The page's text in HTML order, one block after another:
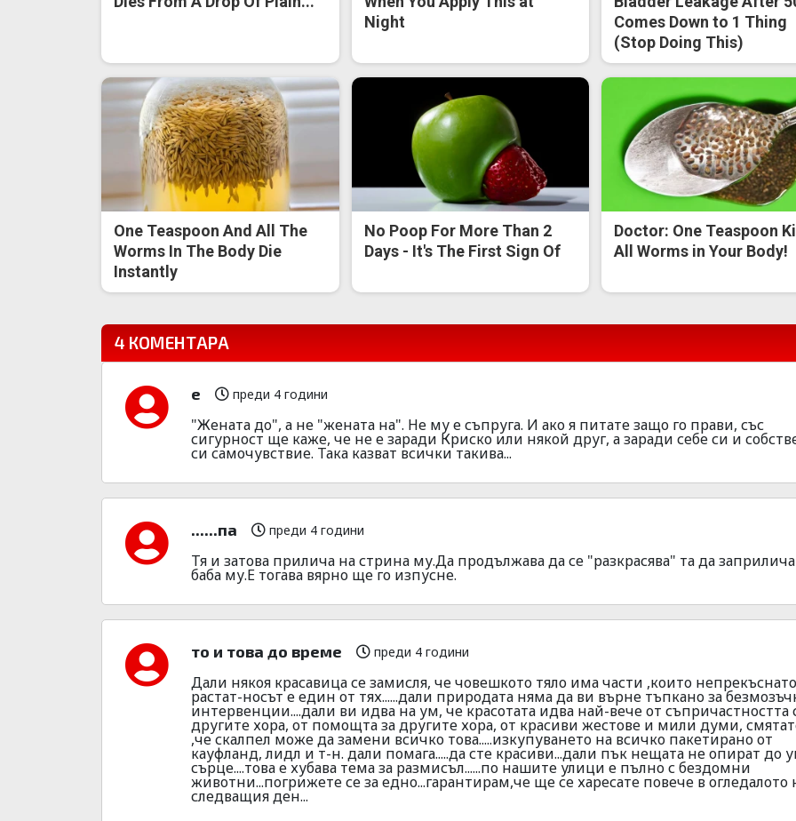
Night
Comes Down to 1 Thing
(Stop Doing This)
One Teaspoon And All The
Worms In The Body Die
Instantly
No Poop For More Than 2
Days - It's The First Sign Of
Doctor: One Teaspoon
All Worms in Your Body!
4 КОМЕНТАРА
е преди 4 години
"Жената до", а не "жената на". Не му е съпруга. И ако я питате защо го прави, със
сигурност ще каже, че не е заради Криско или някой друг, а заради себе си и
си самочувствие. Така казват всички такива...
......па преди 4 години
Тя и затова прилича на стрина му.Да продължава да се "разкрасява" та да
баба му.Е тогава вярно ще го изпусне.
то и това до време преди 4 години
Дали някоя красавица се замисля, че човешкото тяло има части ,които непрекъснато
растат-носът е един от тях......дали природата няма да ви върне тъпкано за
интервенции....дали ви идва на ум, че красотата идва най-вече от съпричастността
другите хора, от помощта за другите хора, от красиви жестове и мили думи,
,че скалпел може да замени всичко това.....изкупуването на всичко пакетирано от
кауфланд, лидл и т-н. дали помага.....да сте красиви...дали пък нещата не опират до
сърце....това е хубава тема за размисъл......по нашите улици е пълно с бездомни
животни...погрижете се за едно...гарантирам,че ще се харесате повече в огледалото
следващия ден...